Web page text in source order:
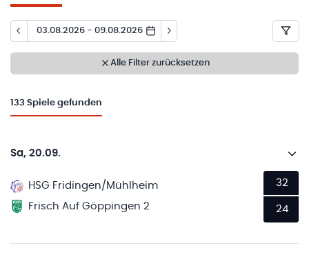
03.08.2026 - 09.08.2026
Alle Filter zurücksetzen
133 Spiele gefunden
Sa, 20.09.
HSG Fridingen/Mühlheim
Frisch Auf Göppingen 2
32
24